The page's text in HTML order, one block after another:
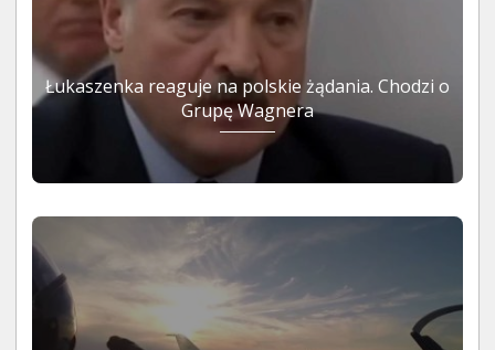
Łukaszenka reaguje na polskie żądania. Chodzi o
Grupę Wagnera